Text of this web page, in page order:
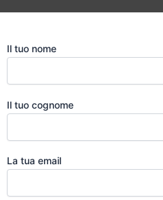
Il tuo nome
Il tuo cognome
La tua email